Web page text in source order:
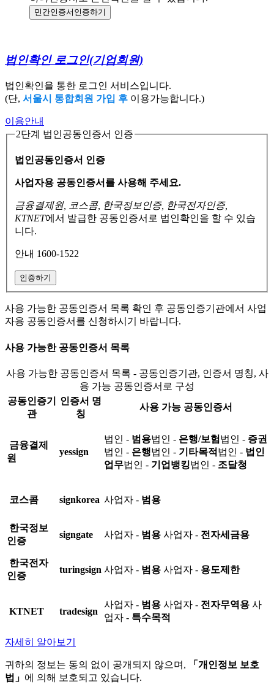
민간인증서 인증하기
법인확인 로그인(기업회원)
법인확인을 통한 로그인 서비스입니다.
(단, 서울시 통합회원 가입 후 이용가능합니다.)
이용안내
2단계 법인공동인증서 인증
법인공동인증서 인증
사업자용 공동인증서를 사용해 주세요.
금융결제원, 코스콤, 한국정보인증, 한국전자인증,
KTNET에서 발급한 공동인증서로 법인확인을 할 수 있습
니다.
안내 1600-1522
인증하기
사용 가능한 공동인증서 목록 확인 후 공동인증기관에서 사업
자용 공동인증서를 신청하시기 바랍니다.
사용 가능한 공동인증서 목록
사용 가능한 공동인증서 목록 - 공동인증기관, 인증서 명칭, 사
용 가능 공동인증서로 구성
공동인증기
관
인증서 명
칭
사용 가능 공동인증서
금융결제
원
yessign
법인 - 범용법인 - 은행/보험 법인 - 증권
법인 - 은행법인 - 기타목적 법인 - 법인
업무법인 - 기업뱅킹법인 - 조달청
코스콤 signkorea 사업자 - 범용
한국정보
인증
signgate 사업자 - 범용 사업자 - 전자세금용
한국전자
인증
turingsign 사업자 - 범용 사업자 - 용도제한
KTNET tradesign
사업자 - 범용 사업자 - 전자무역용 사
업자 - 특수목적
자세히 알아보기
귀하의 정보는 동의 없이 공개되지 않으며,
「개인정보 보호
법」 에 의해 보호되고 있습니다.